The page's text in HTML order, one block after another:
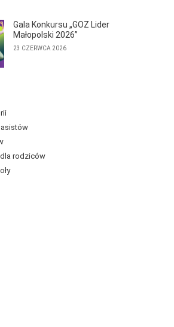
Gala Konkursu „GOZ Lider
Małopolski 2026”
23 CZERWCA 2026
rodziców